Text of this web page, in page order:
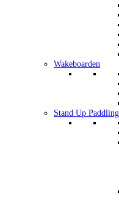
Wakeboarden
Stand Up Paddling